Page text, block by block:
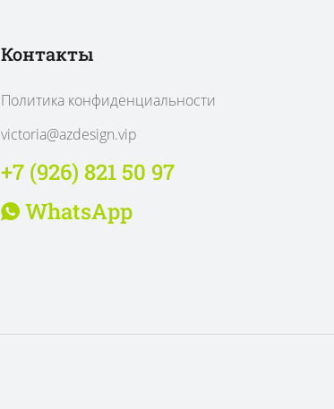
Контакты
Политика конфиденциальности
victoria@azdesign.vip
+7 (926) 821 50 97
WhatsApp